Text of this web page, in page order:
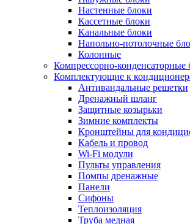
Настенные блоки
Кассетные блоки
Канальные блоки
Напольно-потолочные
Колонные
Компрессорно-конденсаторные
Комплектующие к
Антивандальные решетки
Дренажный шланг
Защитные козырьки
Зимние комплекты
Кронштейны для
Кабель и провод
Wi-Fi модули
Пульты управления
Помпы дренажные
Панели
Сифоны
Теплоизоляция
Труба медная